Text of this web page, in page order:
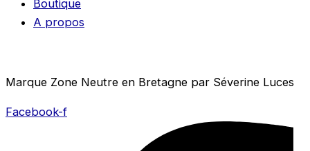
Boutique
A propos
Marque Zone Neutre en Bretagne par Séverine Luces
Facebook-f